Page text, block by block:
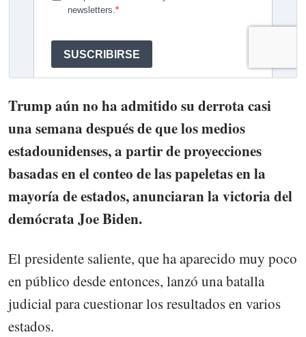
Trump aún no ha admitido su derrota casi
una semana después de que los medios
estadounidenses, a partir de proyecciones
basadas en el conteo de las papeletas en la
mayoría de estados, anunciaran la victoria del
demócrata Joe Biden.
El presidente saliente, que ha aparecido muy poco
en público desde entonces, lanzó una batalla
judicial para cuestionar los resultados en varios
estados.